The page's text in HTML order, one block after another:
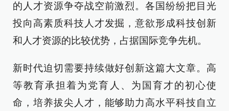
的人才资源争夺战空前激烈。各国纷纷把目光
投向高素质科技人才发掘，意欲形成科技创新
和人才资源的比较优势，占据国际竞争先机。
新时代迫切需要持续做好创新这篇大文章。高
等教育承担着为党育人、为国育才的初心使
命，培养拔尖人才，能够助力高水平科技自立